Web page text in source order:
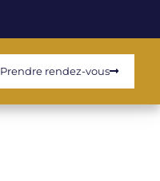
Prendre rendez-vous